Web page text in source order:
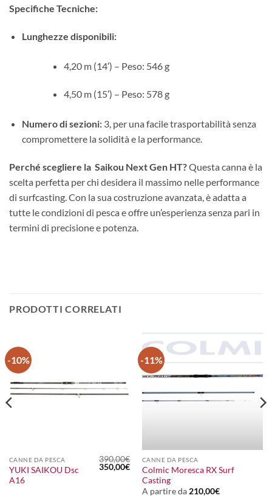
Specifiche Tecniche:
Lunghezze disponibili:
4,20 m (14′) – Peso: 546 g
4,50 m (15′) – Peso: 578 g
Numero di sezioni:3, per una facile trasportabilità senza
compromettere la solidità e la performance.
Perché scegliere la Saikou Next Gen HT?Questa canna è la
scelta perfetta per chi desidera il massimo nelle performance
di surfcasting. Con la sua costruzione avanzata, è adatta a
tutte le condizioni di pesca e offre un’esperienza senza pari in
termini di precisione e potenza.
PRODOTTI CORRELATI
-10%
CANNE DA PESCA
YUKI SAIKOU Dsc
A16
390,00€
Il
prezzo
350,00€Il
prezzo
attuale
350,00€.
-11%
CANNE DA PESCA
Colmic Moresca RX Surf
Casting
A partire da210,00€